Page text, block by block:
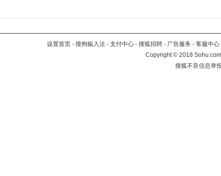
设置首页 - 搜狗输入法 - 支付中心 - 搜狐招聘 - 广告服务 - 客服中心
Copyright©2018
搜狐不良信息举